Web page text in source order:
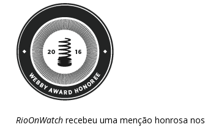
RioOnWatchrecebeu uma menção honrosa nos